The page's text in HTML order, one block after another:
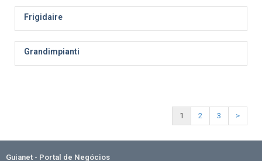
Frigidaire
Grandimpianti
1 2 3 >
Guianet - Portal de Negócios